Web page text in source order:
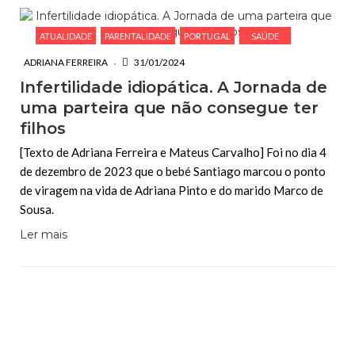
ATUALIDADE PARENTALIDADE PORTUGAL SAÚDE
ADRIANA FERREIRA 31/01/2024
Infertilidade idiopática. A Jornada de
uma parteira que não consegue ter
filhos
[Texto de Adriana Ferreira e Mateus Carvalho] Foi no dia 4
de dezembro de 2023 que o bebé Santiago marcou o ponto
de viragem na vida de Adriana Pinto e do marido Marco de
Sousa.
Ler mais